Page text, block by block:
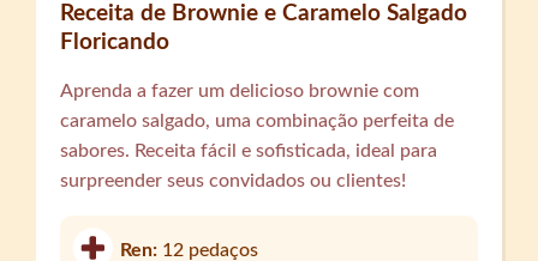
Receita de Brownie e Caramelo Salgado
Floricando
Aprenda a fazer um delicioso brownie com
caramelo salgado, uma combinação perfeita de
sabores. Receita fácil e sofisticada, ideal para
surpreender seus convidados ou clientes!
Ren: 12 pedaços